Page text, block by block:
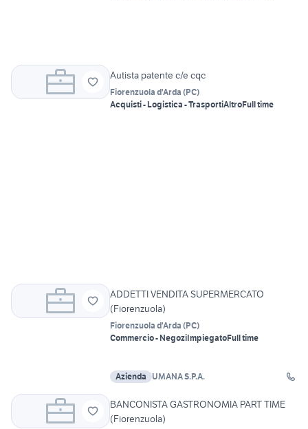
Autista patente c/e cqc
Fiorenzuola d'Arda (PC)
Acquisti - Logistica - TrasportiAltroFull time
ADDETTI VENDITA SUPERMERCATO
(Fiorenzuola)
Fiorenzuola d'Arda (PC)
Commercio - NegoziImpiegatoFull time
Azienda UMANA S.P.A.
BANCONISTA GASTRONOMIA PART TIME
(Fiorenzuola)